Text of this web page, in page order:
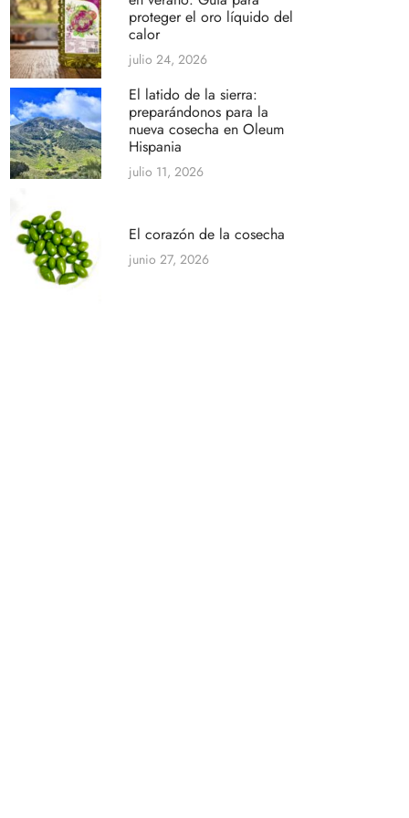
proteger el oro líquido del
calor
julio 24, 2026
El latido de la sierra:
preparándonos para la
nueva cosecha en Oleum
Hispania
julio 11, 2026
El corazón de la cosecha
junio 27, 2026